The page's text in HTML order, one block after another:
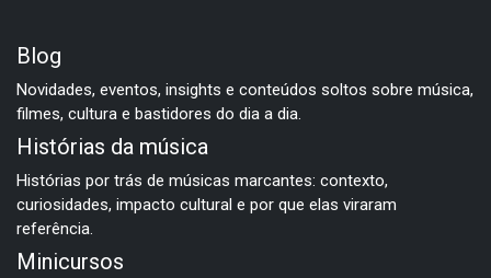
Blog
Novidades, eventos, insights e conteúdos soltos sobre música,
filmes, cultura e bastidores do dia a dia.
Histórias da música
Histórias por trás de músicas marcantes: contexto,
curiosidades, impacto cultural e por que elas viraram
referência.
Minicursos